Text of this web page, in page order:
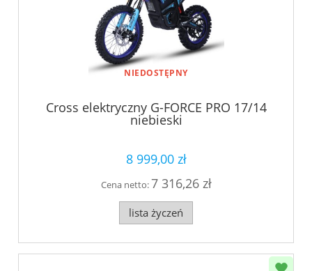
NIEDOSTĘPNY
Cross elektryczny G-FORCE PRO 17/14
niebieski
8 999,00 zł
Cena netto:7 316,26 zł
lista życzeń